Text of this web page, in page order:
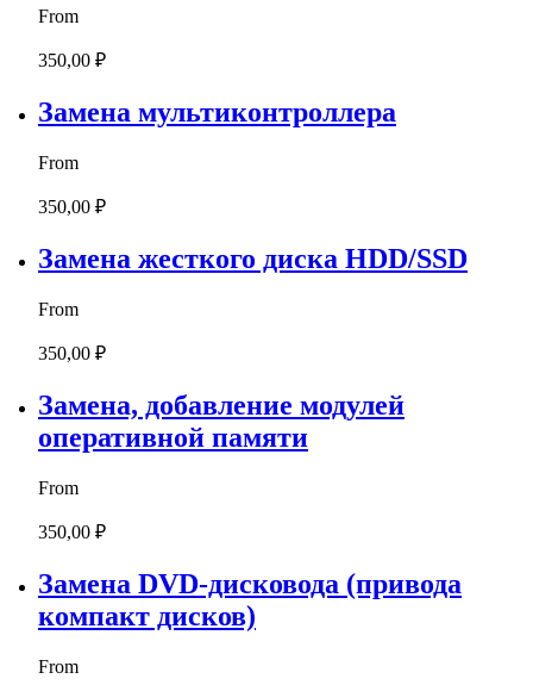
From
350,00 ₽
Замена мультиконтроллера
From
350,00 ₽
Замена жесткого диска HDD/SSD
From
350,00 ₽
Замена, добавление модулей
оперативной памяти
From
350,00 ₽
Замена DVD-дисковода (привода
компакт дисков)
From